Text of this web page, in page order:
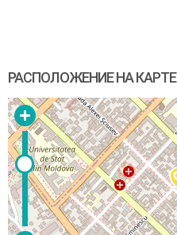
РАСПОЛОЖЕНИЕ НА КАРТЕ